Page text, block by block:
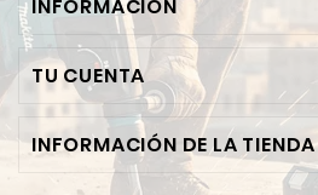
INFORMACIÓN
TU CUENTA
INFORMACIÓN DE LA TIENDA